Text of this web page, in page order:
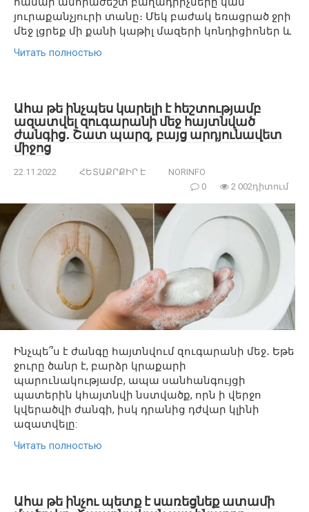
յուրաքանչյուրի տանը։ Մեկ բաժակ եռացրած ջրի
մեջ լցրեք մի քանի կաթիլ մազերի կոնդիցիոներ և
Читать полностью
Ահա թե ինչպես կարելի է հեշտությամբ
ազատվել զուգարանի մեջ հայտնված
ժանգից․ Շատ պարզ, բայց արդյունավետ
միջոց
22.11.2022 ՀԵՏԱՔՐՔԻՐ Է
NORINFO
0
2 002դիտում
Ինչպե՞ս է ժանգը հայտնվում զուգարանի մեջ․ Եթե
​​ջուրը ծանր է, բարձր կրաքարի
պարունակությամբ, ապա սանհանգույցի
պատերին կհայտնվի նստվածք, որն ի վերջո
կվերածվի ժանգի, իսկ դրանից դժվար կլինի
ազատվելը:
Читать полностью
Ահա թե ինչու պետք է սառեցնեք ատամի